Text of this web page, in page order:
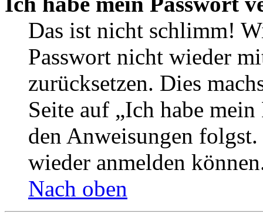
Das ist nicht schlimm!
Passwort nicht wieder
zurücksetzen. Dies
Seite auf „Ich habe
den Anweisungen
wieder anmelden
Nach oben